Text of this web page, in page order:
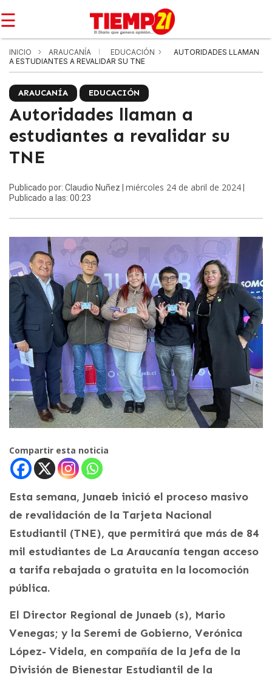
☰
INICIO ARAUCANÍA EDUCACIÓN
AUTORIDADES LLAMAN
A ESTUDIANTES A REVALIDAR SU TNE
ARAUCANÍA EDUCACIÓN
Autoridades llaman a
estudiantes a revalidar su
TNE
Publicado por: Claudio Nuñez | miércoles 24 de abril de 2024
Publicado a las: 00:23
Compartir esta noticia
Esta semana, Junaeb inició el proceso masivo
de revalidación de la Tarjeta Nacional
Estudiantil (TNE), que permitirá que más de 84
mil estudiantes de La Araucanía tengan acceso
a tarifa rebajada o gratuita en la locomoción
pública.
El Director Regional de Junaeb (s), Mario
Venegas; y la Seremi de Gobierno, Verónica
López- Videla, en compañía de la Jefa de la
División de Bienestar Estudiantil de la